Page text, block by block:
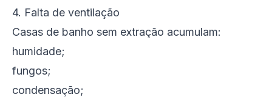
4. Falta de ventilação
Casas de banho sem extração acumulam:
humidade;
fungos;
condensação;